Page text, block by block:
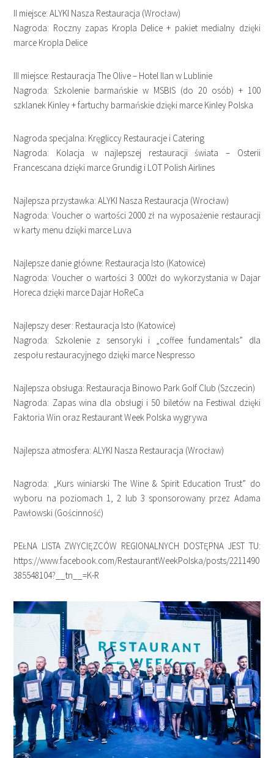
II miejsce: ALYKI Nasza Restauracja (Wrocław)
Nagroda: Roczny zapas Kropla Delice + pakiet medialny dzięki
marce Kropla Delice
III miejsce: Restauracja The Olive – Hotel Ilan w Lublinie
Nagroda: Szkolenie barmańskie w MSBIS (do 20 osób) + 100
szklanek Kinley + fartuchy barmańskie dzięki marce Kinley Polska
Nagroda specjalna: Kręgliccy Restauracje i Catering
Nagroda: Kolacja w najlepszej restauracji świata – Osterii
Francescana dzięki marce Grundig i LOT Polish Airlines
Najlepsza przystawka: ALYKI Nasza Restauracja (Wrocław)
Nagroda: Voucher o wartości 2000 zł na wyposażenie restauracji
w karty menu dzięki marce Luva
Najlepsze danie główne: Restauracja Isto (Katowice)
Nagroda: Voucher o wartości 3 000zł do wykorzystania w Dajar
Horeca dzięki marce Dajar HoReCa
Najlepszy deser: Restauracja Isto (Katowice)
Nagroda: Szkolenie z sensoryki i „coffee fundamentals” dla
zespołu restauracyjnego dzięki marce Nespresso
Najlepsza obsługa: Restauracja Binowo Park Golf Club (Szczecin)
Nagroda: Zapas wina dla obsługi i 50 biletów na Festiwal dzięki
Faktoria Win oraz Restaurant Week Polska wygrywa
Najlepsza atmosfera: ALYKI Nasza Restauracja (Wrocław)
Nagroda: „Kurs winiarski The Wine & Spirit Education Trust” do
wyboru na poziomach 1, 2 lub 3 sponsorowany przez Adama
Pawłowski (Gościnność)
PEŁNA LISTA ZWYCIĘZCÓW REGIONALNYCH DOSTĘPNA JEST TU:
https://www.facebook.com/RestaurantWeekPolska/posts/2211490
385548104?__tn__=K-R